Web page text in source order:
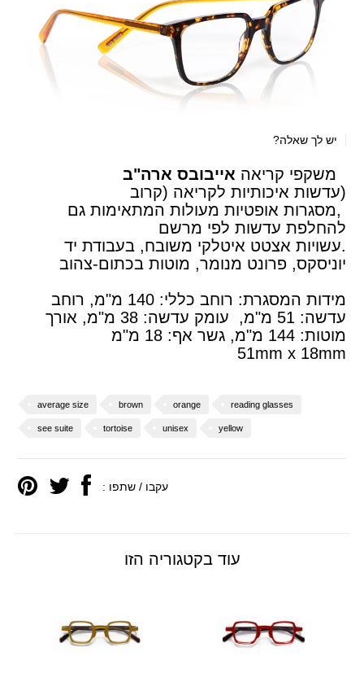
יש לך שאלה?
משקפי קריאה אייבובס ארה"ב
(עדשות איכותיות לקריאה (קרוב
,מסגרות אופטיות מעולות המתאימות גם
להחלפת עדשות לפי מרשם
.עשויות אצטט איטלקי משובח, בעבודת יד
יוניסקס, פרונט מנומר, מוטות בכתום-צהוב
מידות המסגרת: רוחב כללי: 140 מ"מ, רוחב
עדשה: 51 מ"מ, עומק עדשה: 38 מ"מ, אורך
מוטות: 144 מ"מ, גשר אף: 18 מ"מ
51mm x 18mm
average size brown orange reading glasses
see suite tortoise unisex yellow
עקבו / שתפו :
עוד בקטגוריה הזו